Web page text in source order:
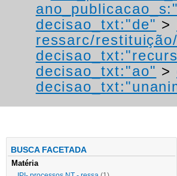
decisao_txt:"de" >
ressarc/
decisao_txt:"ao" >
BUSCA FACETADA
Matéria